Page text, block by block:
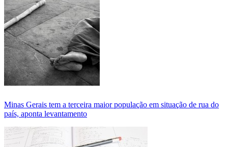
Minas Gerais tem a terceira maior população em situação de rua do
país, aponta levantamento